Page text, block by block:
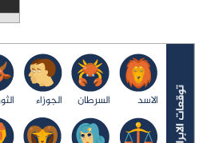
الاسد السرطان الجوزاء الثور